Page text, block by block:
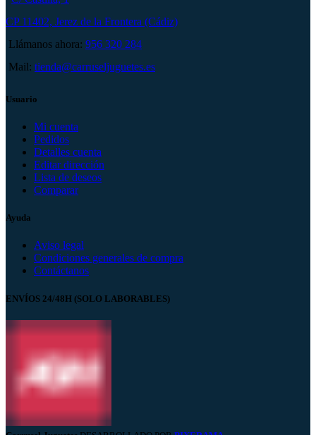
CP 11402, Jerez de la Frontera (Cádiz)
Llámanos ahora: 956 320 284
Mail: tienda@carruseljuguetes.es
Usuario
Mi cuenta
Pedidos
Detalles cuenta
Editar dirección
Lista de deseos
Comparar
Ayuda
Aviso legal
Condiciones generales de compra
Contáctanos
ENVÍOS 24/48H (SOLO LABORABLES)